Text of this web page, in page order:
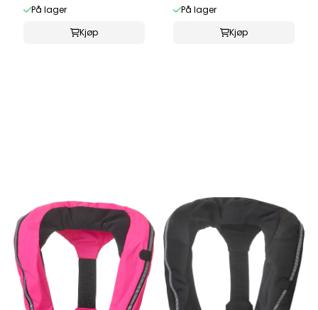
På lager
Kjøp
På lager
Kjøp